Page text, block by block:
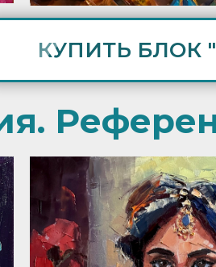
КУПИТЬ БЛОК